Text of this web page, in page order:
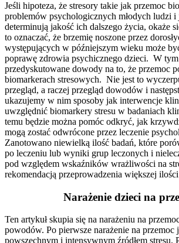
Jeśli hipoteza, że stresory takie jak przemoc
problemów psychologicznych młodych ludzi i
determinują jakość ich dalszego życia, okaże
to oznaczać, że brzemię noszone przez
występujących w późniejszym wieku może
poprawę zdrowia psychicznego dzieci. W tym
przedyskutowane dowody na to, że przemoc
biomarkerach stresowych. Nie jest to
przegląd, a raczej przegląd dowodów i
ukazujemy w nim sposoby jak interwencje
uwzględnić biomarkery stresu w badaniach
temu będzie można pomóc odkryć, jak
mogą zostać odwrócone przez leczenie
Zanotowano niewielką ilość badań, które
po leczeniu lub wyniki grup leczonych i
pod względem wskaźników wrażliwości na
rekomendacją przeprowadzenia większej
Narażenie dzieci na
Ten artykuł skupia się na narażeniu na
powodów. Po pierwsze narażenie na przemoc
powszechnym i intensywnym źródłem stresu.